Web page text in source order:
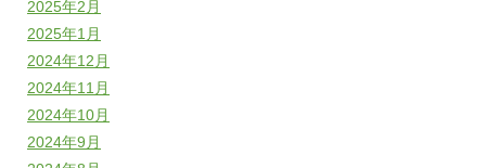
2025年2月
2025年1月
2024年12月
2024年11月
2024年10月
2024年9月